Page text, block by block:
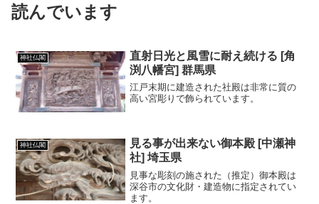
読んでいます
神社仏閣
直射日光と風雪に耐え続ける [角
渕八幡宮] 群馬県
江戸末期に建造された社殿は非常に質の
高い宮彫りで飾られています。
神社仏閣
見る事が出来ない御本殿 [中瀬神
社] 埼玉県
見事な彫刻の施された（推定）御本殿は
深谷市の文化財・建造物に指定されてい
ます。